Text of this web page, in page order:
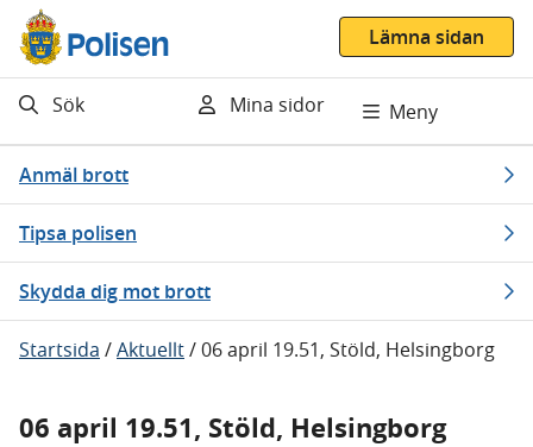
Gå direkt till innehåll
Lämna sidan
Sök Mina sidor Meny
Anmäl brott
Tipsa polisen
Skydda dig mot brott
Startsida /Aktuellt/06 april 19.51, Stöld, Helsingborg
06 april 19.51, Stöld, Helsingborg